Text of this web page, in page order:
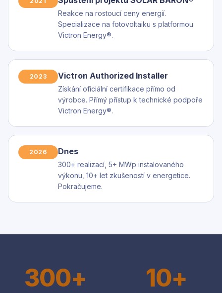
Reakce na rostoucí ceny energií.
Specializace na fotovoltaiku s platformou
Victron Energy®.
2023 Victron Authorized Installer
Získání oficiální certifikace přímo od
výrobce. Přímý přístup k technické podpoře
Victron Energy®.
2026 Dnes
300+ realizací, 5+ MWp instalovaného
výkonu, 10+ let zkušeností v energetice.
Pokračujeme.
300+ 10+